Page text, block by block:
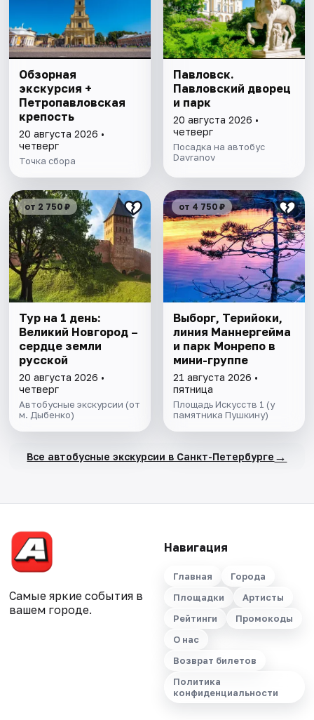
Обзорная
экскурсия +
Петропавловская
крепость
20 августа 2026 •
четверг
Точка сбора
Павловск.
Павловский дворец
и парк
20 августа 2026 •
четверг
Посадка на автобус
Davranov
от 2 750 ₽
Тур на 1 день:
Великий Новгород –
сердце земли
русской
20 августа 2026 •
четверг
Автобусные экскурсии (от
м. Дыбенко)
от 4 750 ₽
Выборг, Терийоки,
линия Маннергейма
и парк Монрепо в
мини-группе
21 августа 2026 •
пятница
Площадь Искусств 1 (у
памятника Пушкину)
Все автобусные экскурсии в Санкт-Петербурге →
Самые яркие события в
вашем городе.
Навигация
Главная
Города
Площадки
Артисты
Рейтинги
Промокоды
О нас
Возврат билетов
Политика
конфиденциальности